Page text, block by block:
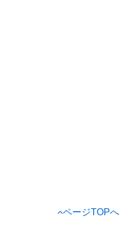
ページTOPへ